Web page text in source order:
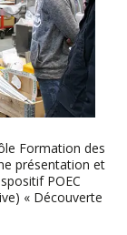
Formation des
présentation et
POEC
« Découverte